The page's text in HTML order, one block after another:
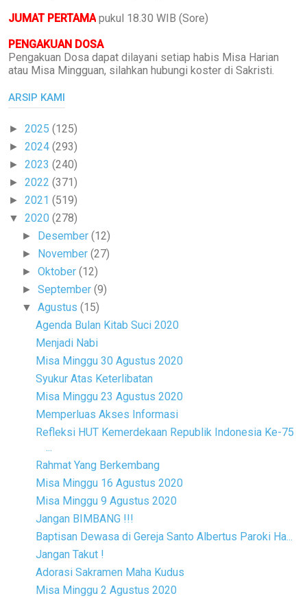
JUMAT PERTAMA pukul 18.30 WIB (Sore)
PENGAKUAN DOSA
Pengakuan Dosa dapat dilayani setiap habis Misa Harian
atau Misa Mingguan, silahkan hubungi koster di Sakristi.
ARSIP KAMI
► 2025 (125)
► 2024 (293)
► 2023 (240)
► 2022 (371)
► 2021 (519)
▼ 2020 (278)
► Desember(12)
► November(27)
►Oktober(12)
►September(9)
▼Agustus(15)
Agenda Bulan Kitab Suci 2020
Menjadi Nabi
Misa Minggu 30 Agustus 2020
Syukur Atas Keterlibatan
Misa Minggu 23 Agustus 2020
Memperluas Akses Informasi
Refleksi HUT Kemerdekaan Republik Indonesia Ke-75
...
Rahmat Yang Berkembang
Misa Minggu 16 Agustus 2020
Misa Minggu 9 Agustus 2020
Jangan BIMBANG !!!
Baptisan Dewasa di Gereja Santo Albertus Paroki Ha...
Jangan Takut !
Adorasi Sakramen Maha Kudus
Misa Minggu 2 Agustus 2020